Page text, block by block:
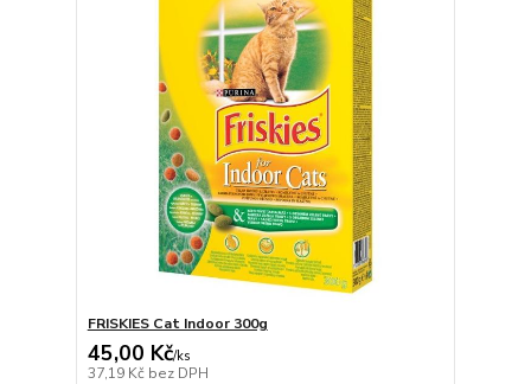
FRISKIES Cat Indoor 300g
45,00 Kč/ks
37,19 Kč bez DPH